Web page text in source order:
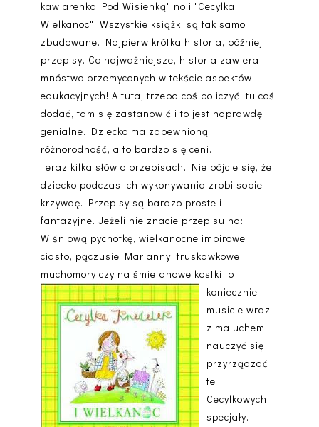
kawiarenka Pod Wisienką" no i "Cecylka i
Wielkanoc". Wszystkie książki są tak samo
zbudowane. Najpierw krótka historia, później
przepisy. Co najważniejsze, historia zawiera
mnóstwo przemyconych w tekście aspektów
edukacyjnych! A tutaj trzeba coś policzyć, tu coś
dodać, tam się zastanowić i to jest naprawdę
genialne. Dziecko ma zapewnioną
różnorodność, a to bardzo się ceni.
Teraz kilka słów o przepisach. Nie bójcie się, że
dziecko podczas ich wykonywania zrobi sobie
krzywdę. Przepisy są bardzo proste i
fantazyjne. Jeżeli nie znacie przepisu na:
Wiśniową pychotkę, wielkanocne imbirowe
ciasto, pączusie Marianny, truskawkowe
muchomory czy na śmietanowe kostki to
koniecznie
musicie wraz
z maluchem
nauczyć się
przyrządzać
te
Cecylkowych
specjały.